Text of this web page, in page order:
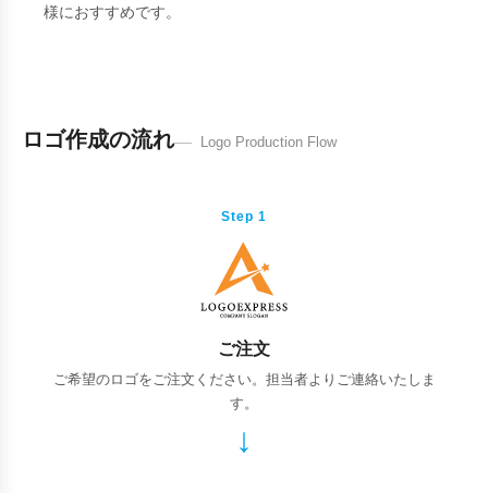
様におすすめです。
ロゴ作成の流れ Logo Production Flow
Step 1
ご注文
ご希望のロゴをご注文ください。担当者よりご連絡いたしま
す。